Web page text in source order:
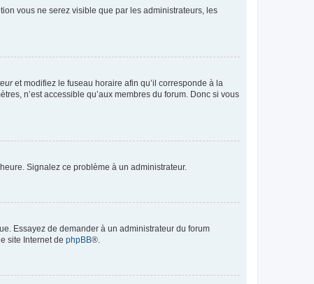
vous ne serez visible que par les administrateurs, les
et modifiez le fuseau horaire afin qu’il corresponde à la
n’est accessible qu’aux membres du forum. Donc si vous
Signalez ce problème à un administrateur.
Essayez de demander à un administrateur du forum
site Internet de phpBB®.